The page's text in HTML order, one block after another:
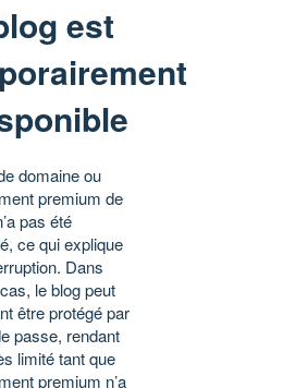
est
domaine ou
premium de
pas été
ce qui explique
Dans
le blog peut
être protégé par
passe, rendant
limité tant que
premium n’a